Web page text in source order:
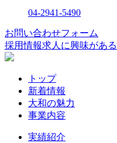
04-2941-5490
お問い合わせフォーム
採用情報求人に興味があ
トップ
新着情報
大和の魅力
事業内容
実績紹介